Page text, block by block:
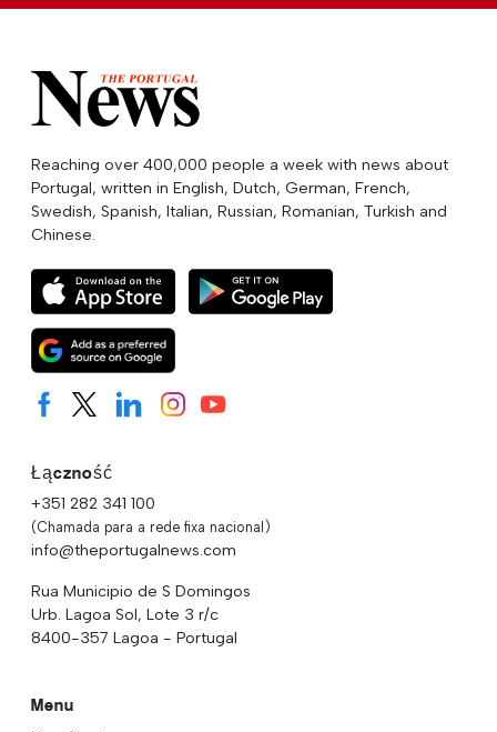
Reaching over 400,000 people a week with news about
Portugal, written in English, Dutch, German, French,
Swedish, Spanish, Italian, Russian, Romanian, Turkish and
Chinese.
Łączność
+351 282 341 100
(Chamada para a rede fixa nacional)
info@theportugalnews.com
Rua Municipio de S Domingos
Urb. Lagoa Sol, Lote 3 r/c
8400-357 Lagoa - Portugal
Menu